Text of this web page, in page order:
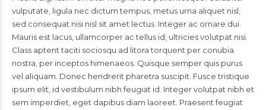
vulputate, ligula nec dictum tempus, metus urna aliquet nisl,
sed consequat nisi nisl sit amet lectus. Integer ac ornare dui.
Mauris est lacus, ullamcorper ac tellus id, ultricies volutpat nisi.
Class aptent taciti sociosqu ad litora torquent per conubia
nostra, per inceptos himenaeos. Quisque semper quis purus
vel aliquam. Donec hendrerit pharetra suscipit. Fusce tristique
ipsum elit, id vestibulum nibh feugiat id. Integer volutpat nibh et
sem imperdiet, eget dapibus diam laoreet. Praesent feugiat